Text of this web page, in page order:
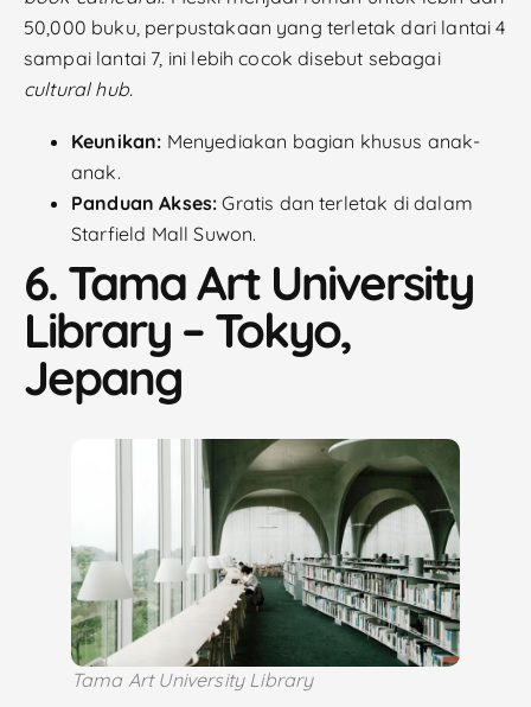
50,000 buku, perpustakaan yang terletak dari lantai 4
sampai lantai 7, ini lebih cocok disebut sebagai
cultural hub.
Keunikan: Menyediakan bagian khusus anak-
anak.
Panduan Akses: Gratis dan terletak di dalam
Starfield Mall Suwon.
6. Tama Art University
Library – Tokyo,
Jepang
Tama Art University Library